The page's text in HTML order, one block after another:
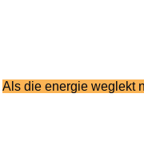
Als die energie weglekt